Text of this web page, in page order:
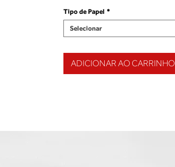
Tipo de Papel *
Selecionar
ADICIONAR AO CARRINHO